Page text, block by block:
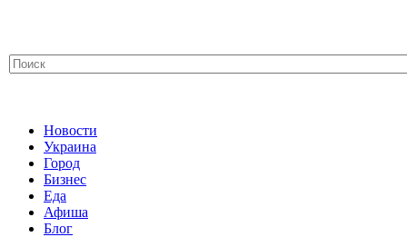
Новости
Украина
Город
Бизнес
Еда
Афиша
Блог